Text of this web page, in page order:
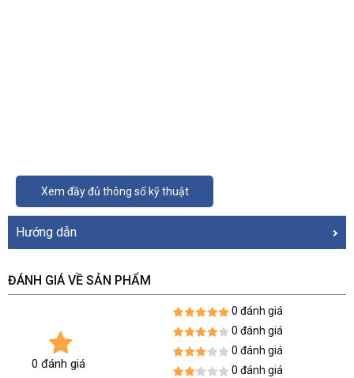
Xem đầy đủ thông số kỹ thuật
Hướng dẫn
ĐÁNH GIÁ VỀ SẢN PHẨM
0 đánh giá
0 đánh giá
0 đánh giá
0 đánh giá
0 đánh giá